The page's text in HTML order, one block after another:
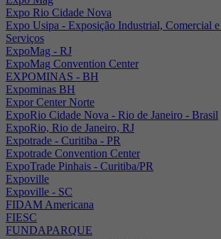
Expo Rio Cidade Nova
Expo Usipa - Exposição Industrial, Comercial e
Serviços
ExpoMag - RJ
ExpoMag Convention Center
EXPOMINAS - BH
Expominas BH
Expor Center Norte
ExpoRio Cidade Nova - Rio de Janeiro - Brasil
ExpoRio, Rio de Janeiro, RJ
Expotrade - Curitiba - PR
Expotrade Convention Center
ExpoTrade Pinhais - Curitiba/PR
Expoville
Expoville - SC
FIDAM Americana
FIESC
FUNDAPARQUE